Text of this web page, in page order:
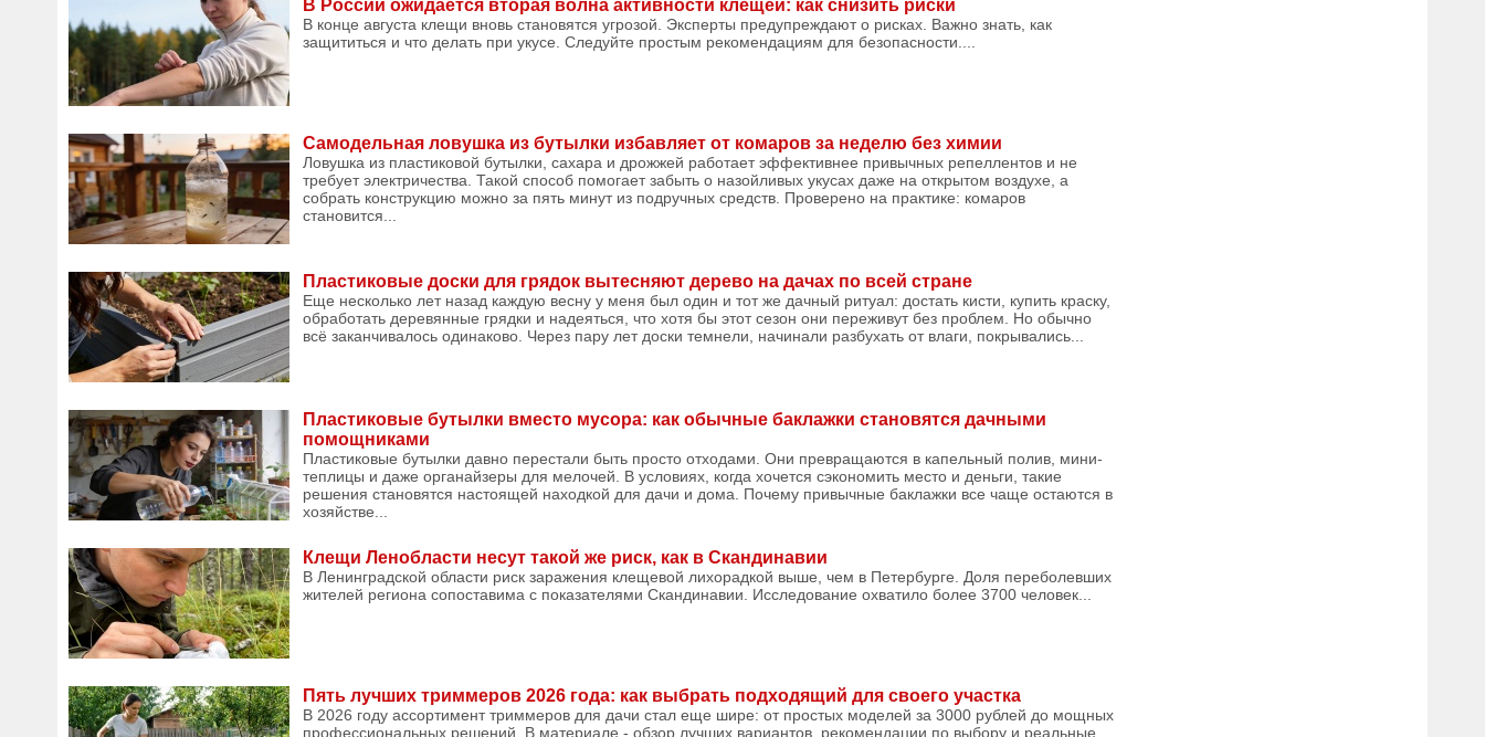
В России ожидается вторая волна активности клещей: как снизить риски
В конце августа клещи вновь становятся угрозой. Эксперты предупреждают о рисках. Важно знать, как
защититься и что делать при укусе. Следуйте простым рекомендациям для безопасности....
Самодельная ловушка из бутылки избавляет от комаров за неделю без химии
Ловушка из пластиковой бутылки, сахара и дрожжей работает эффективнее привычных репеллентов и не
требует электричества. Такой способ помогает забыть о назойливых укусах даже на открытом воздухе, а
собрать конструкцию можно за пять минут из подручных средств. Проверено на практике: комаров
становится...
Пластиковые доски для грядок вытесняют дерево на дачах по всей стране
Еще несколько лет назад каждую весну у меня был один и тот же дачный ритуал: достать кисти, купить краску,
обработать деревянные грядки и надеяться, что хотя бы этот сезон они переживут без проблем. Но обычно
всё заканчивалось одинаково. Через пару лет доски темнели, начинали разбухать от влаги, покрывались...
Пластиковые бутылки вместо мусора: как обычные баклажки становятся дачными
помощниками
Пластиковые бутылки давно перестали быть просто отходами. Они превращаются в капельный полив, мини-
теплицы и даже органайзеры для мелочей. В условиях, когда хочется сэкономить место и деньги, такие
решения становятся настоящей находкой для дачи и дома. Почему привычные баклажки все чаще остаются в
хозяйстве...
Клещи Ленобласти несут такой же риск, как в Скандинавии
В Ленинградской области риск заражения клещевой лихорадкой выше, чем в Петербурге. Доля переболевших
жителей региона сопоставима с показателями Скандинавии. Исследование охватило более 3700 человек...
Пять лучших триммеров 2026 года: как выбрать подходящий для своего участка
В 2026 году ассортимент триммеров для дачи стал еще шире: от простых моделей за 3000 рублей до мощных
профессиональных решений. В материале - обзор лучших вариантов, рекомендации по выбору и реальные